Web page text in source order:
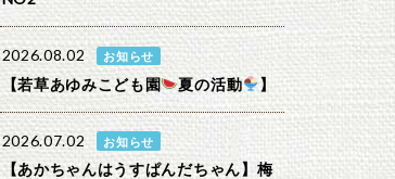
2026.08.02 お知らせ
【若草あゆみこども園 夏の活動 】
2026.07.02 お知らせ
【あかちゃんはうすぱんだちゃん】梅